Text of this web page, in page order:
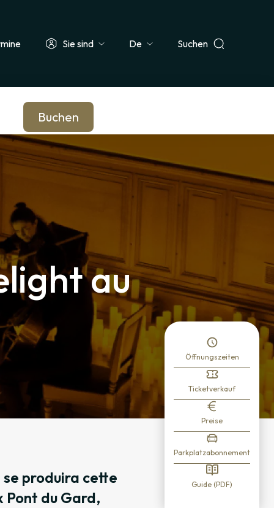
Sie sind
Select
Suchen
Buchen
au
produira cette
Pont du Gard,
Öffnungszeiten
Ticketverkauf
Preise
Parkplatzabonnement
Guide (PDF)